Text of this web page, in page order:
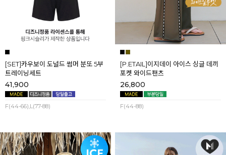
[SET]카우보이 도널드 썸머 분또 5부
트레이닝세트
41,900
F(44-66),L(77-88)
[P.ETAIL]이지데이 아이스 싱글 데끼
포켓 와이드팬츠
26,800
F(44-88)